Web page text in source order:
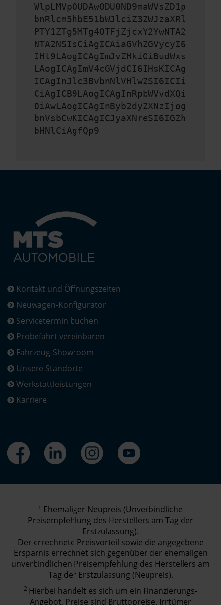
WlpLMVpOUDAwODU0ND9maWVsZD1p
bnRlcm5hbE51bWJlciZ3ZWJzaXRl
PTY1ZTg5MTg4OTFjZjcxY2YwNTA2
NTA2NSIsCiAgICAiaGVhZGVycyI6
IHt9LAogICAgImJvZHkiOiBudWxs
LAogICAgImV4cGVjdCI6IHsKICAg
ICAgInJlc3BvbnNlVHlwZSI6ICIi
CiAgICB9LAogICAgInRpbWVvdXQi
OiAwLAogICAgInByb2dyZXNzIjog
bnVsbCwKICAgICJyaXNreSI6IGZh
bHNlCiAgfQp9
Kontakt und Öffnungszeiten
Neuwagen-Konfigurator
Servicetermin buchen
Probefahrt vereinbaren
Fahrzeug-Showroom
Unsere Standorte
Werkstattleistungen
Karriere
1 Ehemaliger Neupreis (Unverbindliche
Preisempfehlung des Herstellers am Tag der
Erstzulassung).
Der errechnete Preisvorteil sowie die angegebene
Ersparnis errechnet sich gegenüber der ehemaligen
unverbindlichen Preisempfehlung des Herstellers am
Tag der Erstzulassung (Neupreis).
2 Hierbei handelt es sich um ein Finanzierungs-
Angebot. Preise sind Bruttopreise. Irrtümer